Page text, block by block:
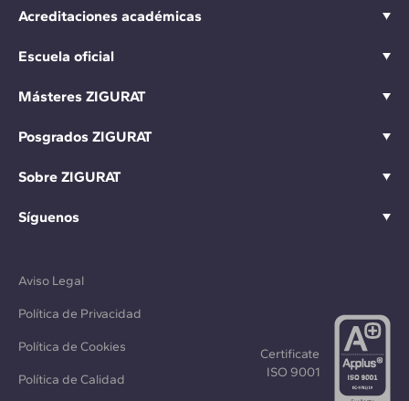
Acreditaciones académicas
Escuela oficial
Másteres ZIGURAT
Posgrados ZIGURAT
Sobre ZIGURAT
Síguenos
Aviso Legal
Política de Privacidad
Política de Cookies
Política de Calidad
Certificate
ISO 9001